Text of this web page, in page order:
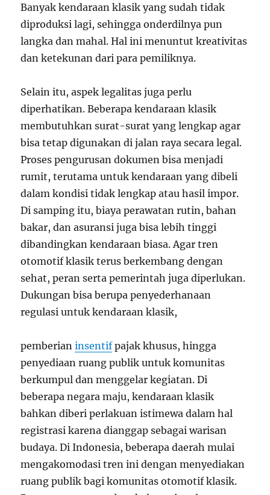
Banyak kendaraan klasik yang sudah tidak
diproduksi lagi, sehingga onderdilnya pun
langka dan mahal. Hal ini menuntut kreativitas
dan ketekunan dari para pemiliknya.
Selain itu, aspek legalitas juga perlu
diperhatikan. Beberapa kendaraan klasik
membutuhkan surat-surat yang lengkap agar
bisa tetap digunakan di jalan raya secara legal.
Proses pengurusan dokumen bisa menjadi
rumit, terutama untuk kendaraan yang dibeli
dalam kondisi tidak lengkap atau hasil impor.
Di samping itu, biaya perawatan rutin, bahan
bakar, dan asuransi juga bisa lebih tinggi
dibandingkan kendaraan biasa. Agar tren
otomotif klasik terus berkembang dengan
sehat, peran serta pemerintah juga diperlukan.
Dukungan bisa berupa penyederhanaan
regulasi untuk kendaraan klasik,
pemberianinsentifpajak khusus, hingga
penyediaan ruang publik untuk komunitas
berkumpul dan menggelar kegiatan. Di
beberapa negara maju, kendaraan klasik
bahkan diberi perlakuan istimewa dalam hal
registrasi karena dianggap sebagai warisan
budaya. Di Indonesia, beberapa daerah mulai
mengakomodasi tren ini dengan menyediakan
ruang publik bagi komunitas otomotif klasik.